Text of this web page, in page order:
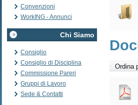
Convenzioni
WorkING - Annunci
Chi Siamo
Consiglio
Consiglio di Disciplina
Commissione Pareri
Gruppi di Lavoro
Sede & Contatti
Ordina